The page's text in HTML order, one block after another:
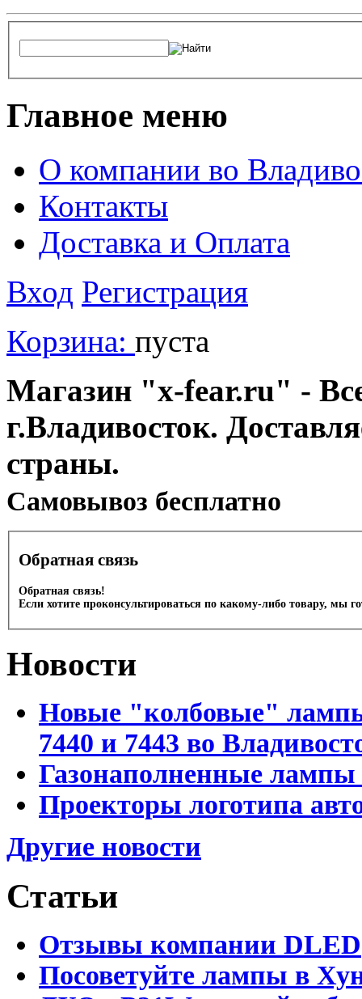
Главное меню
О компании во
Контакты
Доставка и Оплата
Вход Регистрация
Корзина: пуста
Магазин "x-fear.ru" -
г.Владивосток.
страны.
Cамовывоз бесплатно
Обратная связь
Обратная связь!
Если хотите проконсультироваться по какому-либо товару, мы
Новости
Новые "колбовые"
7440 и 7443 во
Газонаполненные лампы
Проекторы логотипа
Другие новости
Статьи
Отзывы компании DLED
Посоветуйте лампы в